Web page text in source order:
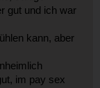
gut und ich war
kann, aber
im pay sex